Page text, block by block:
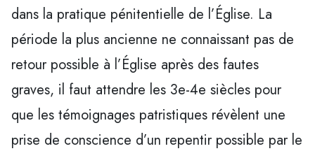
dans la pratique pénitentielle de l’Église. La
période la plus ancienne ne connaissant pas de
retour possible à l’Église après des fautes
graves, il faut attendre les 3e-4e siècles pour
que les témoignages patristiques révèlent une
prise de conscience d’un repentir possible par le